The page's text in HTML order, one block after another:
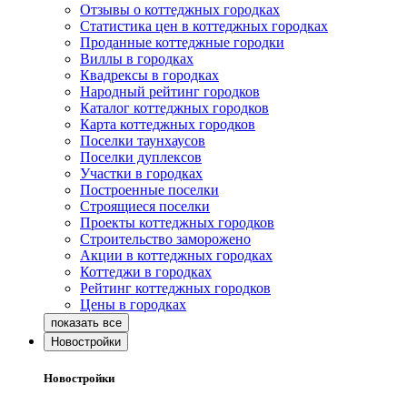
Отзывы о коттеджных городках
Статистика цен в коттеджных городках
Проданные коттеджные городки
Виллы в городках
Квадрексы в городках
Народный рейтинг городков
Каталог коттеджных городков
Карта коттеджных городков
Поселки таунхаусов
Поселки дуплексов
Участки в городках
Построенные поселки
Строящиеся поселки
Проекты коттеджных городков
Строительство заморожено
Акции в коттеджных городках
Коттеджи в городках
Рейтинг коттеджных городков
Цены в городках
Новостройки
Новостройки